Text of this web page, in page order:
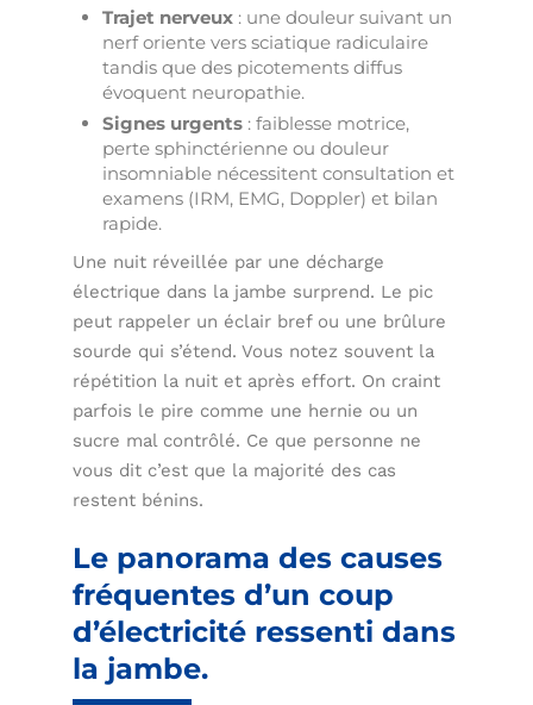
Trajet nerveux : une douleur suivant un
nerf oriente vers sciatique radiculaire
tandis que des picotements diffus
évoquent neuropathie.
Signes urgents : faiblesse motrice,
perte sphinctérienne ou douleur
insomniable nécessitent consultation et
examens (IRM, EMG, Doppler) et bilan
rapide.
Une nuit réveillée par une décharge
électrique dans la jambe surprend. Le pic
peut rappeler un éclair bref ou une brûlure
sourde qui s’étend. Vous notez souvent la
répétition la nuit et après effort. On craint
parfois le pire comme une hernie ou un
sucre mal contrôlé. Ce que personne ne
vous dit c’est que la majorité des cas
restent bénins.
Le panorama des causes
fréquentes d’un coup
d’électricité ressenti dans
la jambe.